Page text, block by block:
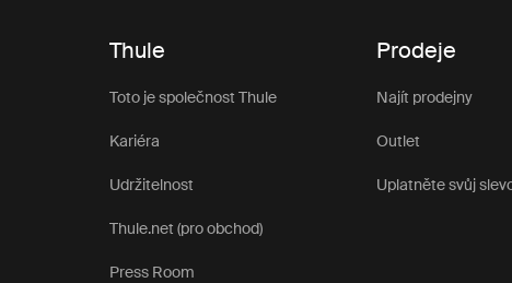
Thule
Toto je společnost Thule
Kariéra
Udržitelnost
Thule.net (pro obchod)
Press Room
Prodeje
Najít prodejny
Outlet
Uplatněte svůj